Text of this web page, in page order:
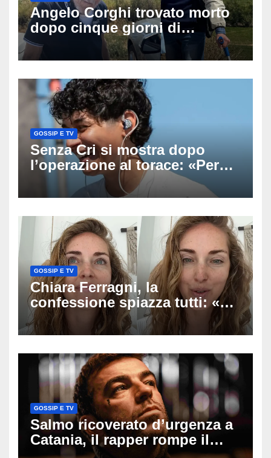
Angelo Corghi trovato morto
dopo cinque giorni di
ricerche: il giallo dell’80enne
scomparso dopo essere
GOSSIP E TV
Senza Cri si mostra dopo
l’operazione al torace: «Per
anni mi sentivo in trappola», il
racconto sul difficile percorso
GOSSIP E TV
Chiara Ferragni, la
confessione spiazza tutti: «Un
mio ex voleva che mi rifacessi
il seno». Poi svela i ritocchi di
GOSSIP E TV
Salmo ricoverato d’urgenza a
Catania, il rapper rompe il
silenzio dopo la notte in